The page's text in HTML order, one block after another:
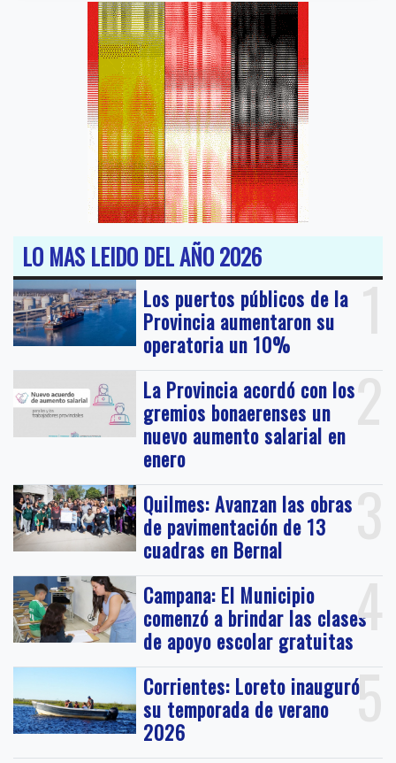
LO MAS LEIDO DEL AÑO 2026
1
Los puertos públicos de la
Provincia aumentaron su
operatoria un 10%
2
La Provincia acordó con los
gremios bonaerenses un
nuevo aumento salarial en
enero
3
Quilmes: Avanzan las obras
de pavimentación de 13
cuadras en Bernal
4
Campana: El Municipio
comenzó a brindar las clases
de apoyo escolar gratuitas
5
Corrientes: Loreto inauguró
su temporada de verano
2026